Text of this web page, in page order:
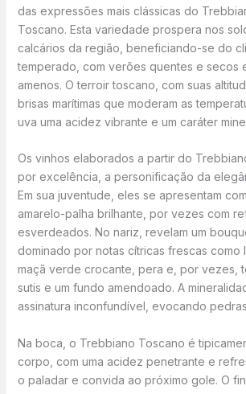
das expressões mais clássicas do
Toscano. Esta variedade prospera nos
calcários da região, beneficiando-se do
temperado, com verões quentes e secos
amenos. O terroir toscano, com suas
brisas marítimas que moderam as
uva uma acidez vibrante e um caráter
Os vinhos elaborados a partir do
por excelência, a personificação da
Em sua juventude, eles se apresentam
amarelo-palha brilhante, por vezes com
esverdeados. No nariz, revelam um
dominado por notas cítricas frescas como
maçã verde crocante, pera e, por vezes,
sutis e um fundo amendoado. A
assinatura inconfundível, evocando
Na boca, o Trebbiano Toscano é
corpo, com uma acidez penetrante e
o paladar e convida ao próximo gole. O